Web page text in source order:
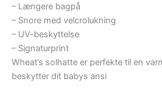
– Længere bagpå
– Snore med velcrolukning
– UV-beskyttelse
– Signaturprint
Wheat’s solhatte er perfekte til en
beskytter dit babys ansi